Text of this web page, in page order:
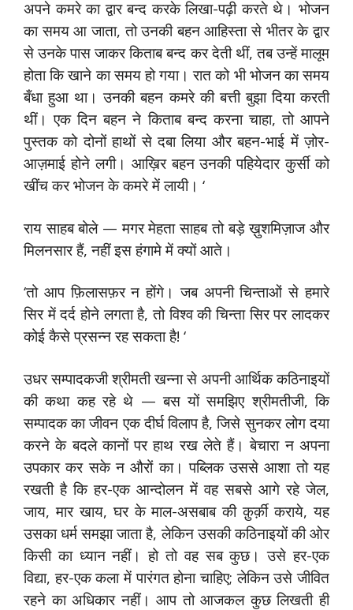
अपने कमरे का द्वार बन्द करके लिखा-पढ़ी करते थे। भोजन
का समय आ जाता, तो उनकी बहन आहिस्ता से भीतर के द्वार
से उनके पास जाकर किताब बन्द कर देती थीं, तब उन्हें मालूम
होता कि खाने का समय हो गया। रात को भी भोजन का समय
बँधा हुआ था। उनकी बहन कमरे की बत्ती बुझा दिया करती
थीं। एक दिन बहन ने किताब बन्द करना चाहा, तो आपने
पुस्तक को दोनों हाथों से दबा लिया और बहन-भाई में ज़ोर-
आज़माई होने लगी। आख़िर बहन उनकी पहियेदार कुर्सी को
खींच कर भोजन के कमरे में लायी। ‘
राय साहब बोले — मगर मेहता साहब तो बड़े ख़ुशमिज़ाज और
मिलनसार हैं, नहीं इस हंगामे में क्यों आते।
‘तो आप फ़िलासफ़र न होंगे। जब अपनी चिन्ताओं से हमारे
सिर में दर्द होने लगता है, तो विश्व की चिन्ता सिर पर लादकर
कोई कैसे प्रसन्न रह सकता है! ‘
उधर सम्पादकजी श्रीमती खन्ना से अपनी आर्थिक कठिनाइयों
की कथा कह रहे थे — बस यों समझिए श्रीमतीजी, कि
सम्पादक का जीवन एक दीर्घ विलाप है, जिसे सुनकर लोग दया
करने के बदले कानों पर हाथ रख लेते हैं। बेचारा न अपना
उपकार कर सके न औरों का। पब्लिक उससे आशा तो यह
रखती है कि हर-एक आन्दोलन में वह सबसे आगे रहे जेल,
जाय, मार खाय, घर के माल-असबाब की क़ुर्क़ी कराये, यह
उसका धर्म समझा जाता है, लेकिन उसकी कठिनाइयों की ओर
किसी का ध्यान नहीं। हो तो वह सब कुछ। उसे हर-एक
विद्या, हर-एक कला में पारंगत होना चाहिए; लेकिन उसे जीवित
रहने का अधिकार नहीं। आप तो आजकल कुछ लिखती ही